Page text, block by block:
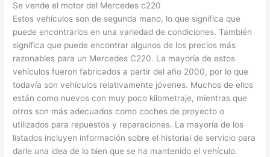
Se vende el motor del Mercedes c220
Estos vehículos son de segunda mano, lo que significa que
puede encontrarlos en una variedad de condiciones. También
significa que puede encontrar algunos de los precios más
razonables para un Mercedes C220. La mayoría de estos
vehículos fueron fabricados a partir del año 2000, por lo que
todavía son vehículos relativamente jóvenes. Muchos de ellos
están como nuevos con muy poco kilometraje, mientras que
otros son más adecuados como coches de proyecto o
utilizados para repuestos y reparaciones. La mayoría de los
listados incluyen información sobre el historial de servicio para
darle una idea de lo bien que se ha mantenido el vehículo.